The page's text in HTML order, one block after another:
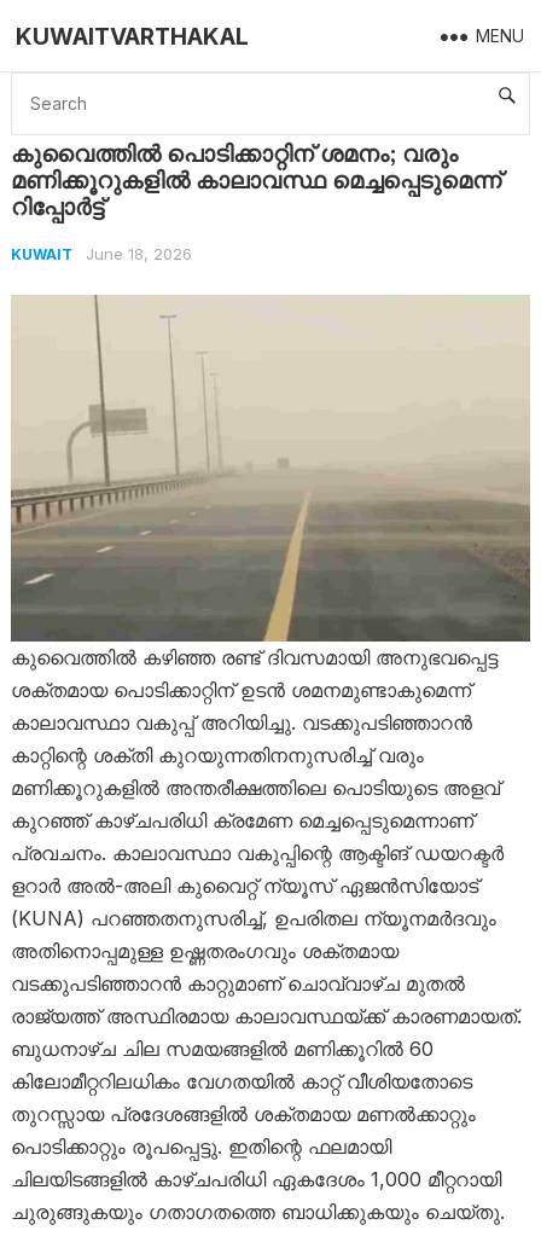
KUWAITVARTHAKAL MENU
Home Kuwait
കുവൈത്തിൽ പൊടിക്കാറ്റിന് ശമനം; വരും
മണിക്കൂറുകളിൽ കാലാവസ്ഥ മെച്ചപ്പെടുമെന്ന്
റിപ്പോർട്ട്
KUWAIT June 18, 2026
കുവൈത്തിൽ കഴിഞ്ഞ രണ്ട് ദിവസമായി അനുഭവപ്പെട്ട
ശക്തമായ പൊടിക്കാറ്റിന് ഉടൻ ശമനമുണ്ടാകുമെന്ന്
കാലാവസ്ഥാ വകുപ്പ് അറിയിച്ചു. വടക്കുപടിഞ്ഞാറൻ
കാറ്റിന്റെ ശക്തി കുറയുന്നതിനനുസരിച്ച് വരും
മണിക്കൂറുകളിൽ അന്തരീക്ഷത്തിലെ പൊടിയുടെ അളവ്
കുറഞ്ഞ് കാഴ്ചപരിധി ക്രമേണ മെച്ചപ്പെടുമെന്നാണ്
പ്രവചനം. കാലാവസ്ഥാ വകുപ്പിന്റെ ആക്ടിങ് ഡയറക്ടർ
ളറാർ അൽ-അലി കുവൈറ്റ് ന്യൂസ് ഏജൻസിയോട്
(KUNA) പറഞ്ഞതനുസരിച്ച്, ഉപരിതല ന്യൂനമർദവും
അതിനൊപ്പമുള്ള ഉഷ്ണതരംഗവും ശക്തമായ
വടക്കുപടിഞ്ഞാറൻ കാറ്റുമാണ് ചൊവ്വാഴ്ച മുതൽ
രാജ്യത്ത് അസ്ഥിരമായ കാലാവസ്ഥയ്ക്ക് കാരണമായത്.
ബുധനാഴ്ച ചില സമയങ്ങളിൽ മണിക്കൂറിൽ 60
കിലോമീറ്ററിലധികം വേഗതയിൽ കാറ്റ് വീശിയതോടെ
തുറസ്സായ പ്രദേശങ്ങളിൽ ശക്തമായ മണൽക്കാറ്റും
പൊടിക്കാറ്റും രൂപപ്പെട്ടു. ഇതിന്റെ ഫലമായി
ചിലയിടങ്ങളിൽ കാഴ്ചപരിധി ഏകദേശം 1,000 മീറ്ററായി
ചുരുങ്ങുകയും ഗതാഗതത്തെ ബാധിക്കുകയും ചെയ്തു.